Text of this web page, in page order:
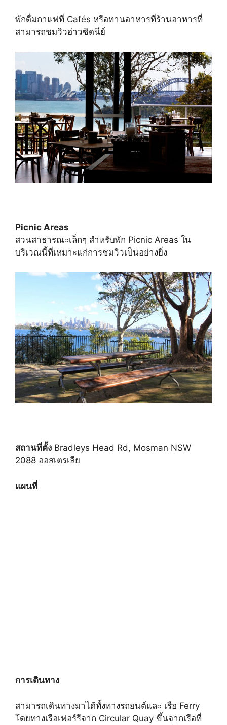
พักดื่มกาแฟที่ Cafés หรือทานอาหารที่ร้านอาหารที่
สามารถชมวิวอ่าวซิดนีย์
Picnic Areas
สวนสาธารณะเล็กๆ สำหรับพัก Picnic Areas ใน
บริเวณนี้ที่เหมาะแก่การชมวิวเป็นอย่างยิ่ง
สถานที่ตั้ง Bradleys Head Rd, Mosman NSW
2088 ออสเตรเลีย
แผนที่
การเดินทาง
สามารถเดินทางมาได้ทั้งทางรถยนต์และ เรือ Ferry
โดยทางเรือเฟอร์รีจาก Circular Quay ขึ้นจากเรือที่